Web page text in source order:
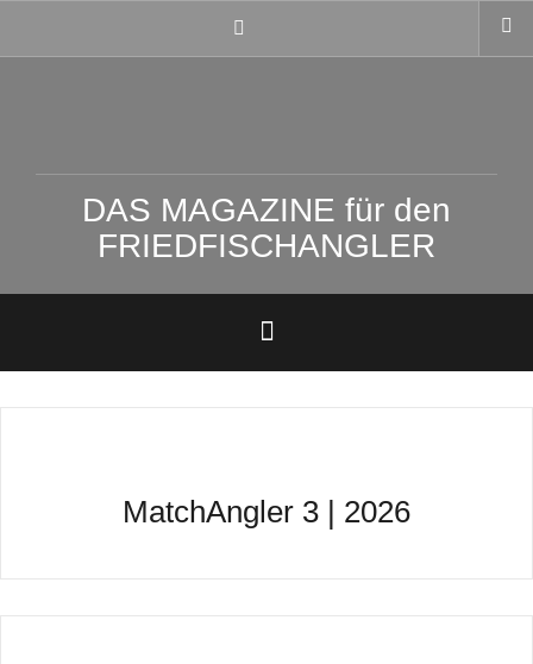
DAS MAGAZINE für den
FRIEDFISCHANGLER
MatchAngler 3 | 2026